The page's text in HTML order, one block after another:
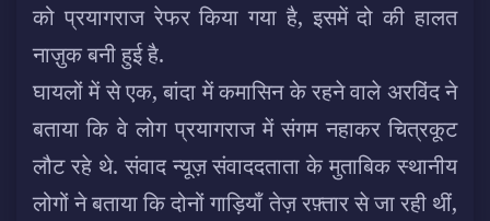
को प्रयागराज रेफर किया गया है, इसमें दो की हालत
नाज़ुक बनी हुई है.
घायलों में से एक, बांदा में कमासिन के रहने वाले अरविंद ने
बताया कि वे लोग प्रयागराज में संगम नहाकर चित्रकूट
लौट रहे थे. संवाद न्यूज़ संवाददताता के मुताबिक स्थानीय
लोगों ने बताया कि दोनों गाड़ियाँ तेज़ रफ़्तार से जा रही थीं,